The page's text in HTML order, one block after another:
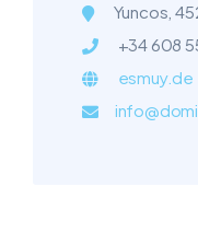
Yuncos,
+34 608
esmuy.de